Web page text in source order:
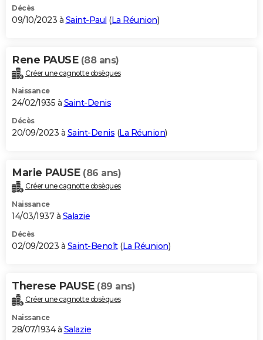
Décès
09/10/2023 à Saint-Paul (La Réunion)
Rene PAUSE (88 ans)
Créer une cagnotte obsèques
Naissance
24/02/1935 à Saint-Denis
Décès
20/09/2023 à Saint-Denis (La Réunion)
Marie PAUSE (86 ans)
Créer une cagnotte obsèques
Naissance
14/03/1937 à Salazie
Décès
02/09/2023 à Saint-Benoît(La Réunion)
Therese PAUSE (89 ans)
Créer une cagnotte obsèques
Naissance
28/07/1934 à Salazie